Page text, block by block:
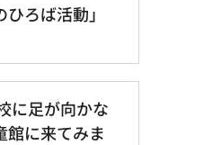
ろば活動」
に足が向かな
館に来てみま